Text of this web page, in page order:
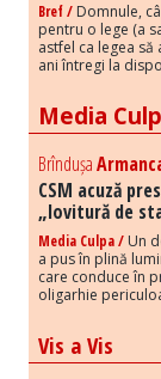
Bref / Domnule,
pentru o lege (a
astfel ca legea
ani întregi la
Media
Brîndușa
CSM acuză
„lovitură de
Media Culpa / Un
a pus în plină
care conduce în
oligarhie
Vis a Vis